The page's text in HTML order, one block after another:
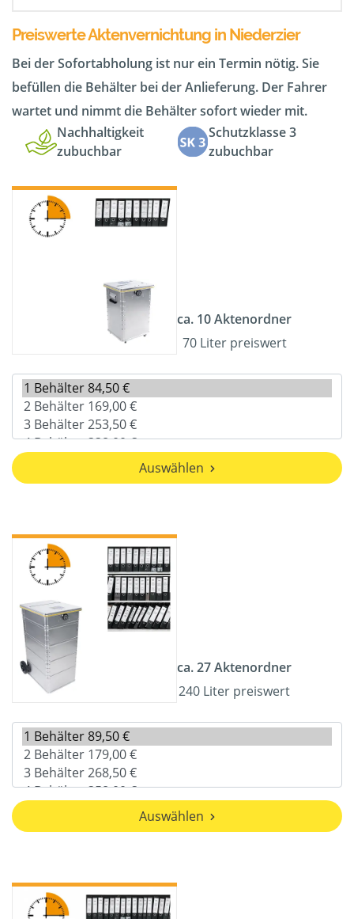
Preiswerte Aktenvernichtung in Niederzier
Bei der Sofortabholung ist nur ein Termin nötig. Sie
befüllen die Behälter bei der Anlieferung. Der Fahrer
wartet und nimmt die Behälter sofort wieder mit.
Nachhaltigkeit
zubuchbar
Schutzklasse 3
zubuchbar
ca. 10 Aktenordner
70 Liter preiswert
Auswählen
ca. 27 Aktenordner
240 Liter preiswert
Auswählen